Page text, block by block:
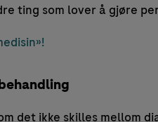
ting som lover å gjøre
det ikke skilles mellom